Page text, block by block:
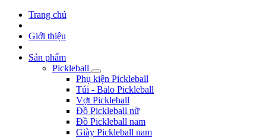
Trang chủ
Giới thiệu
Sản phẩm
Pickleball
Phụ kiện Pickleball
Túi - Balo Pickleball
Vợt Pickleball
Đồ Pickleball nữ
Đồ Pickleball nam
Giày Pickleball nam